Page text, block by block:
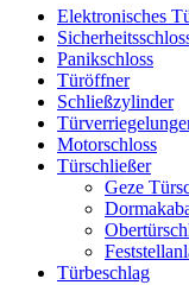
Elektronisches
Panikschloss
Türöffner
Schließzylinder
Motorschloss
Türschließer
Geze
Türbeschlag